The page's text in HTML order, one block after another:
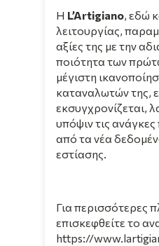
Η L’Artigiano, εδώ
λειτουργίας,
αξίες της με την
ποιότητα των
μέγιστη
καταναλωτών της,
εκσυγχρονίζεται,
υπόψιν τις
από τα νέα
εστίασης.
Για περισσότερες
επισκεφθείτε το
https://